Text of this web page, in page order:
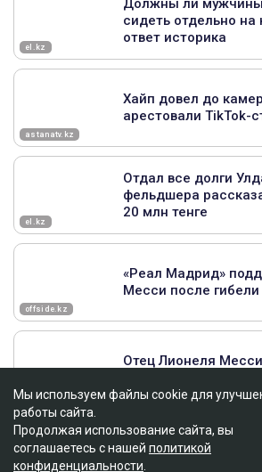
Мы используем файлы cookie для
работы сайта.
Продолжая использование сайта, вы
соглашаетесь с нашей политикой
конфиденциальности